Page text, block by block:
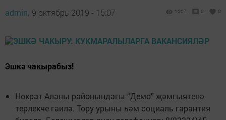
admin, 9 октябрь 2019 - 15:07 1007 0 0
Эшкә чакырабыз!
Нократ Аланы районындагы “Демо” җәмгыятенә
терлекче гаилә. Тору урыны һәм социаль гарантия